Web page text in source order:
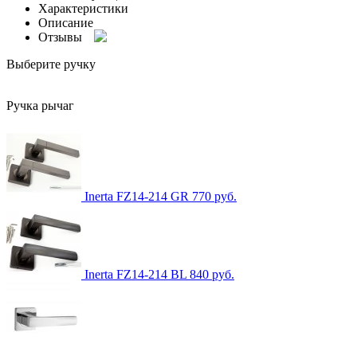
Характеристики
Описание
Отзывы
Выберите ручку
Ручка рычаг
Inerta FZ14-214 GR 770 руб.
Inerta FZ14-214 BL 840 руб.